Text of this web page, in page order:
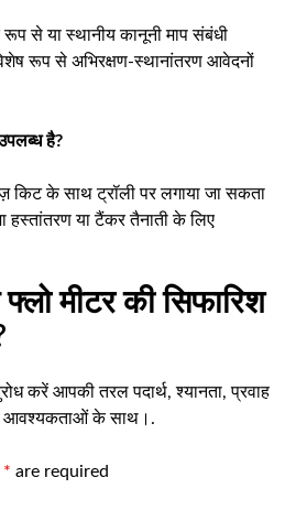
रूप से या स्थानीय कानूनी माप संबंधी
रूप से अभिरक्षण-स्थानांतरण आवेदनों
है?
किट के साथ ट्रॉली पर लगाया जा सकता
हस्तांतरण या टैंकर तैनाती के लिए
मीटर की सिफारिश
करेंआपकी तरल पदार्थ, श्यानता, प्रवाह
आवश्यकताओं के साथ।.
* are required